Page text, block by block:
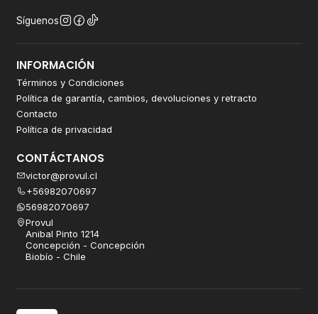
Síguenos
INFORMACIÓN
Términos y Condiciones
Política de garantía, cambios, devoluciones y retracto
Contacto
Política de privacidad
CONTÁCTANOS
victor@provul.cl
+56982070697
56982070697
Provul
Anibal Pinto 1214
Concepción - Concepción
Biobío - Chile